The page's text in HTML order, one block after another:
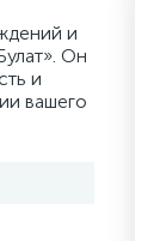
и
Он
и
вашего